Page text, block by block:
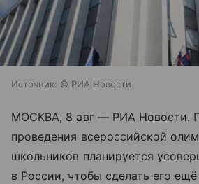
Источник: © РИА Новости
МОСКВА, 8 авг — РИА Новости.
проведения всероссийской
школьников планируется
в России, чтобы сделать его